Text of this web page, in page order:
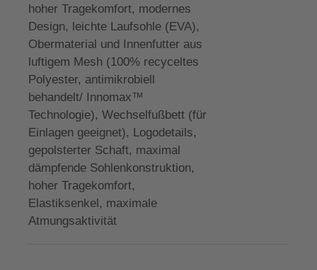
hoher Tragekomfort, modernes
Design, leichte Laufsohle (EVA),
Obermaterial und Innenfutter aus
luftigem Mesh (100% recyceltes
Polyester, antimikrobiell
behandelt/ Innomax™
Technologie), Wechselfußbett (für
Einlagen geeignet), Logodetails,
gepolsterter Schaft, maximal
dämpfende Sohlenkonstruktion,
hoher Tragekomfort,
Elastiksenkel, maximale
Atmungsaktivität